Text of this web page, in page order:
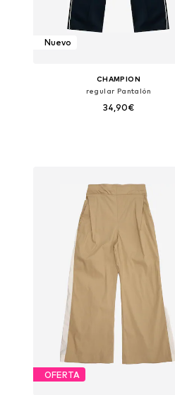
Nuevo
CHAMPION
regular Pantalón
34,90€
OFERTA